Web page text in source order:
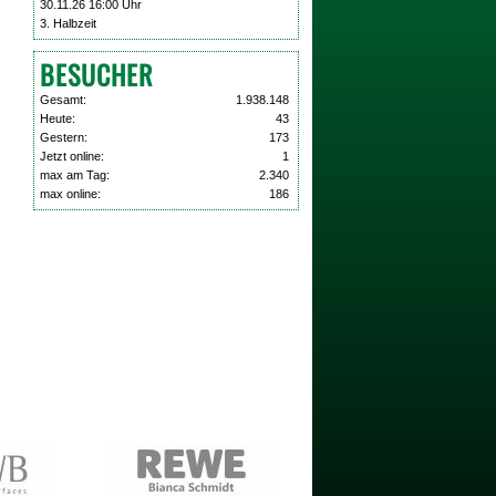
30.11.26 16:00 Uhr
3. Halbzeit
BESUCHER
Gesamt:
1.938.148
Heute:
43
Gestern:
173
Jetzt online:
1
max am Tag:
2.340
max online:
186